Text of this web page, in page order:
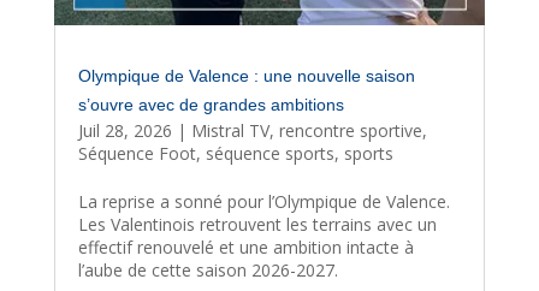
Olympique de Valence : une nouvelle saison
s’ouvre avec de grandes ambitions
Juil 28, 2026 | Mistral TV, rencontre sportive,
Séquence Foot, séquence sports, sports
La reprise a sonné pour l’Olympique de Valence.
Les Valentinois retrouvent les terrains avec un
effectif renouvelé et une ambition intacte à
l’aube de cette saison 2026-2027.